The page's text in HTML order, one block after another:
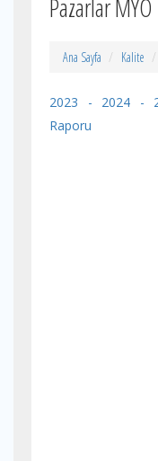
Pazarlar
Ana Sayfa Kalite
2023 - 2024 -
Raporu